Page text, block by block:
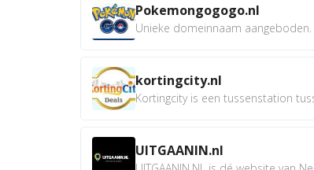
Pokemongogogo.nl
Unieke domeinnaam aangeboden.
kortingcity.nl
Kortingcity is een tussenstation
UITGAANIN.nl